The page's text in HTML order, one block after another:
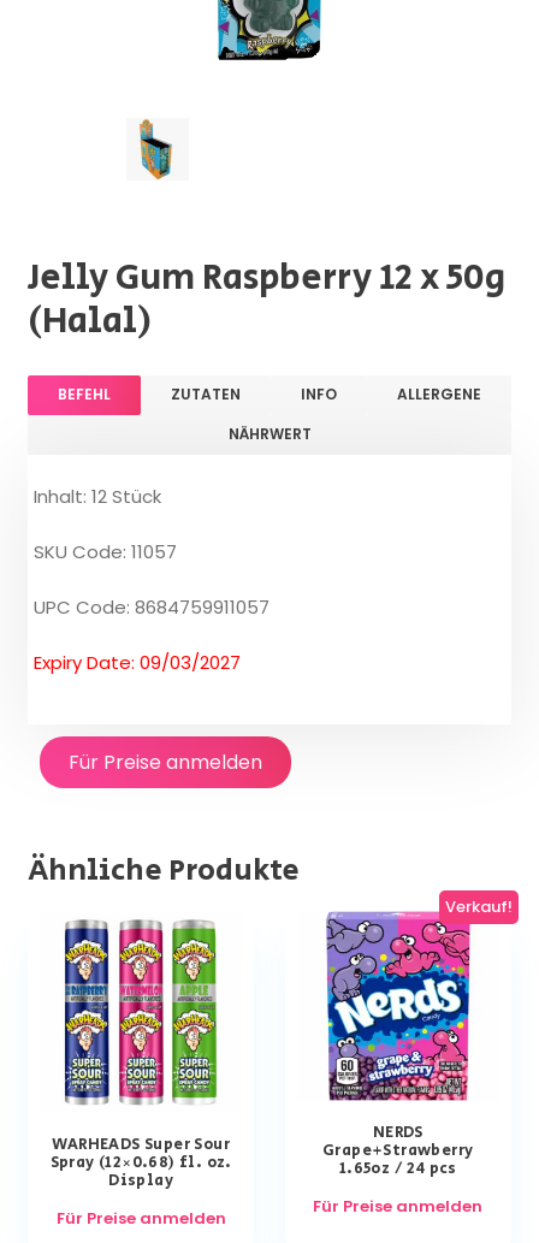
Jelly Gum Raspberry 12 x 50g
(Halal)
BEFEHL ZUTATEN INFO
ALLERGENE
NÄHRWERT
Inhalt: 12 Stück
SKU Code: 11057
UPC Code: 8684759911057
Expiry Date: 09/03/2027
Für Preise anmelden
Ähnliche Produkte
WARHEADS Super Sour
Spray (12×0.68) fl. oz.
Display
Für Preise anmelden
Verkauf!
NERDS
Grape+Strawberry
1.65oz / 24 pcs
Für Preise anmelden